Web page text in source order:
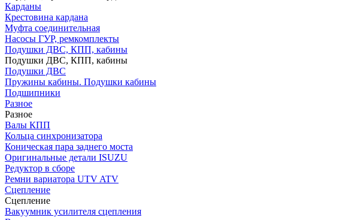
Карданы
Крестовина кардана
Муфта соединительная
Насосы ГУР, ремкомплекты
Подушки ДВС, КПП, кабины
Подушки ДВС, КПП, кабины
Подушки ДВС
Пружины кабины. Подушки кабины
Подшипники
Разное
Разное
Валы КПП
Кольца синхронизатора
Коническая пара заднего моста
Оригинальные детали ISUZU
Редуктор в сборе
Ремни вариатора UTV ATV
Сцепление
Сцепление
Вакуумник усилителя сцепления